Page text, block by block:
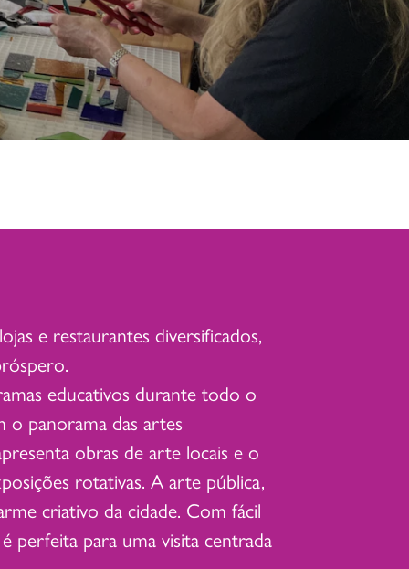
e restaurantes diversificados,
educativos durante todo o
panorama das artes
obras de arte locais e o
rotativas. A arte pública,
criativo da cidade. Com fácil
perfeita para uma visita centrada